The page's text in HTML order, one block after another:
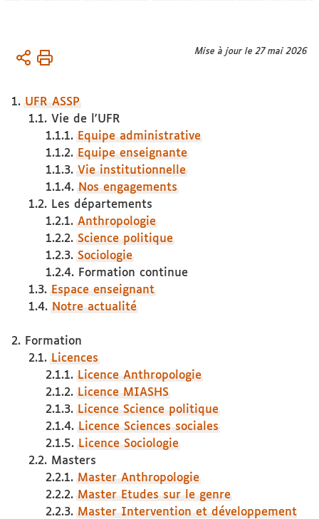
Vous
Accueil
Mise à jour le 27 mai 2026
1. UFR ASSP
1.1. Vie de l'UFR
1.1.1. Equipe administrative
1.1.2. Equipe enseignante
1.1.3. Vie institutionnelle
1.1.4. Nos engagements
1.2. Les départements
1.2.1. Anthropologie
1.2.2. Science politique
1.2.3. Sociologie
1.2.4. Formation continue
1.3. Espace enseignant
1.4. Notre actualité
2. Formation
2.1. Licences
2.1.1. Licence Anthropologie
2.1.2. Licence MIASHS
2.1.3. Licence Science politique
2.1.4. Licence Sciences sociales
2.1.5. Licence Sociologie
2.2. Masters
2.2.1. Master Anthropologie
2.2.2. Master Etudes sur le genre
2.2.3. Master Intervention et développement